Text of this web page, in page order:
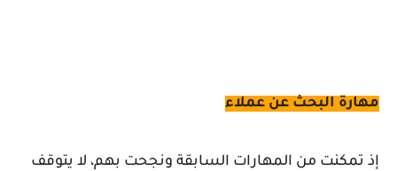
مهارة البحث عن عملاء
إذ تمكنت من المهارات السابقة ونجحت بهم، لا يتوقف